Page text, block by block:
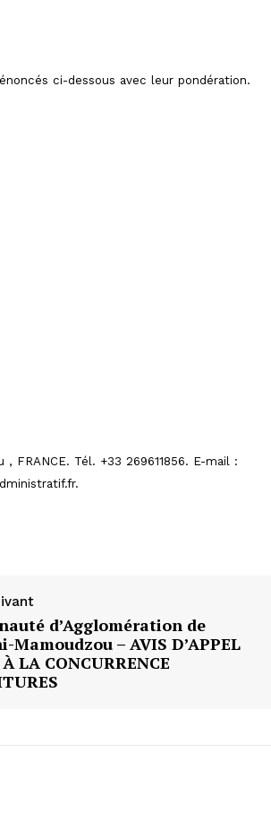
ci-dessous avec leur pondération.
FRANCE. Tél. +33 269611856. E-mail :
d’Agglomération de
Mamoudzou – AVIS D’APPEL
LA CONCURRENCE